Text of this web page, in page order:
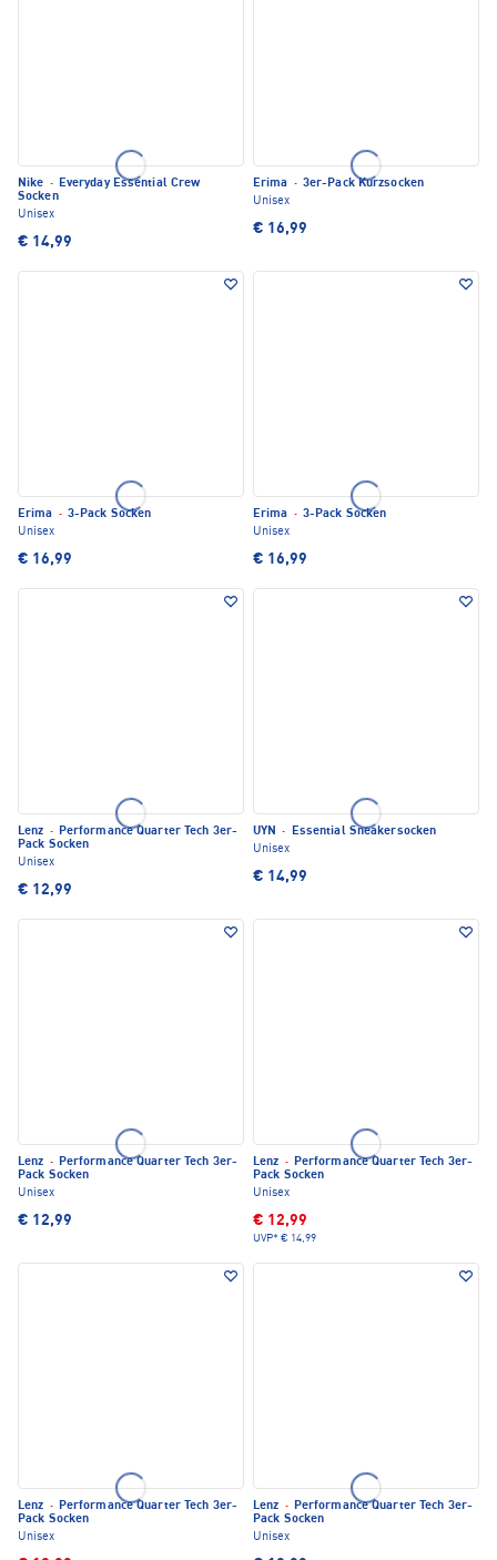
Nike · Everyday Essential Crew
Socken
Unisex
€ 14,99
Erima · 3er-Pack Kurzsocken
Unisex
€ 16,99
Erima · 3-Pack Socken
Unisex
€ 16,99
Erima · 3-Pack Socken
Unisex
€ 16,99
Lenz · Performance Quarter Tech 3er-
Pack Socken
Unisex
€ 12,99
UYN ·
Essential Sneakersocken
Unisex
€ 14,99
Lenz · Performance Quarter Tech 3er-
Pack Socken
Unisex
€ 12,99
Lenz · Performance Quarter Tech 3er-
Pack Socken
Unisex
€ 12,99
UVP* € 14,99
Lenz · Performance Quarter Tech 3er-
Pack Socken
Unisex
Lenz · Performance Quarter Tech 3er-
Pack Socken
Unisex